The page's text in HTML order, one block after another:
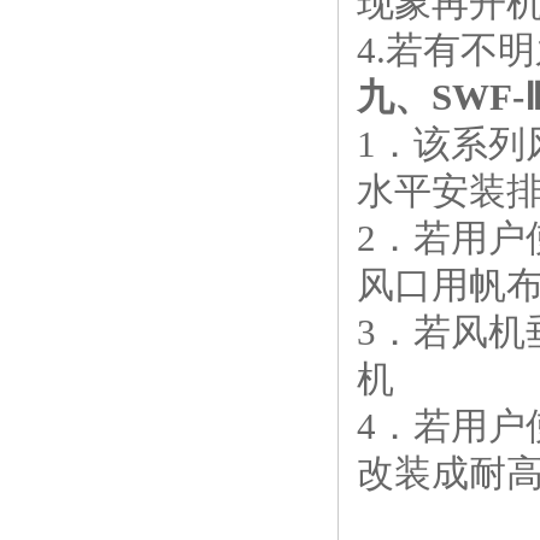
4.若有不
九、 SWF-
1．该系列
水平安装
2．若用户
风口用帆
3．若风机
机
4．若用户
改装成耐